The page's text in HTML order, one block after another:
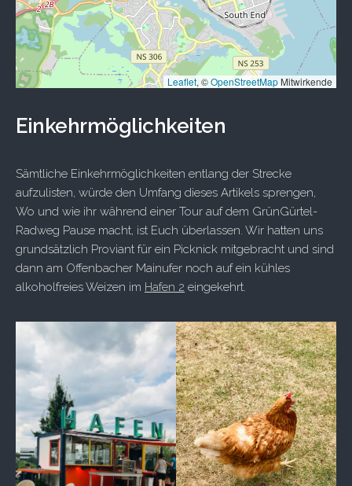
Leaflet, ©OpenStreetMapMitwirkende
Einkehrmöglichkeiten
Sämtliche Einkehrmöglichkeiten entlang der Strecke
aufzulisten, würde den Umfang dieses Artikels sprengen,
Wo und wie ihr während einer Tour auf dem GrünGürtel-
Radweg Pause macht, ist Euch überlassen. Wir hatten uns
grundsätzlich Proviant für ein Picknick mitgebracht und sind
dann am Offenbacher Mainufer noch auf ein kühles
alkoholfreies Weizen im Hafen 2 eingekehrt.